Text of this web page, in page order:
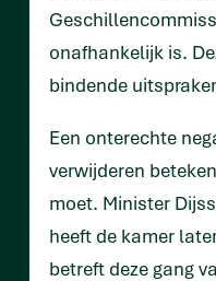
onafhankelijk is.
bindende
Een onterechte
verwijderen
moet. Minister
heeft de kamer
betreft deze gang